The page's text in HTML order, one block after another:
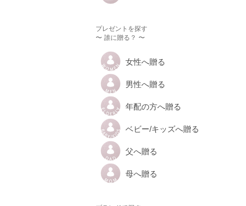
プレゼントを探す
〜 誰に贈る？ 〜
女性へ贈る
男性へ贈る
年配の方へ贈る
ベビー/キッズへ贈る
父へ贈る
母へ贈る